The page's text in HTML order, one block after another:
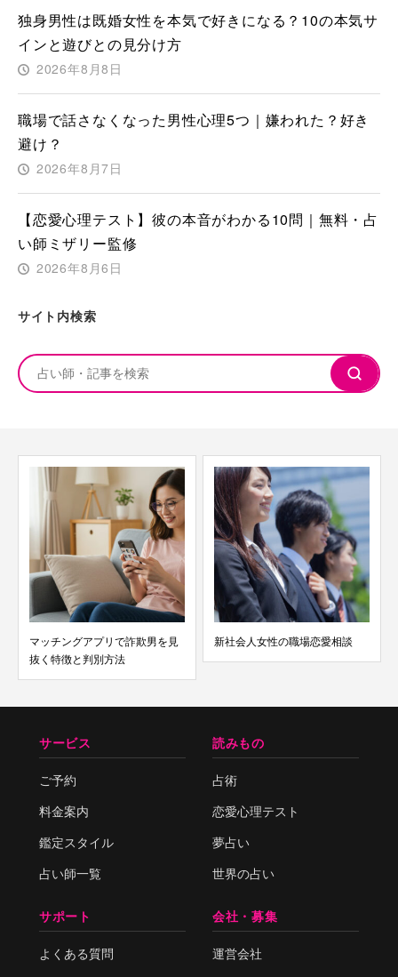
独身男性は既婚女性を本気で好きになる？10の本気サ
インと遊びとの見分け方
2026年8月8日
職場で話さなくなった男性心理5つ｜嫌われた？好き
避け？
2026年8月7日
【恋愛心理テスト】彼の本音がわかる10問｜無料・占
い師ミザリー監修
2026年8月6日
サイト内検索
マッチングアプリで詐欺男を見
抜く特徴と判別方法
新社会人女性の職場恋愛相談
サービス
ご予約
料金案内
鑑定スタイル
占い師一覧
読みもの
占術
恋愛心理テスト
夢占い
世界の占い
サポート
よくある質問
会社・募集
運営会社